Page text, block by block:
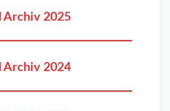
Archiv 2025
Archiv 2024